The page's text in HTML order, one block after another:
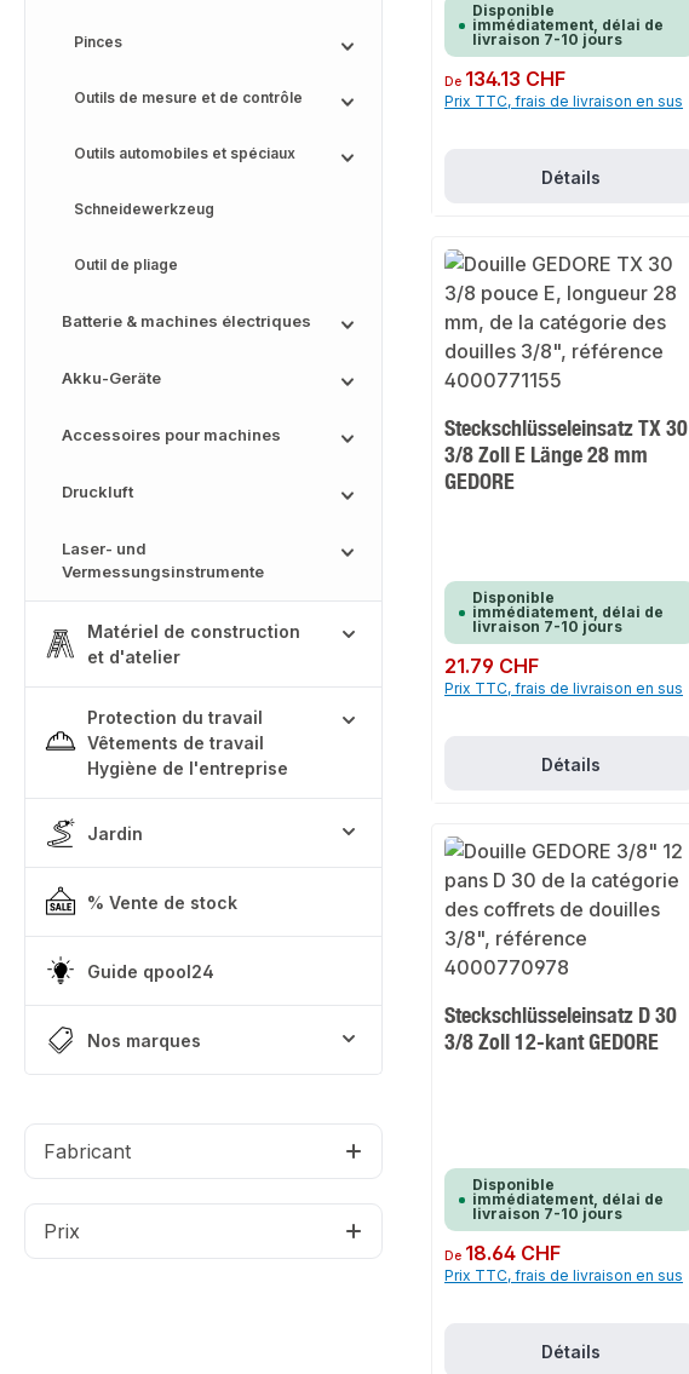
Pinces
Outils de mesure et de contrôle
Outils automobiles et spéciaux
Schneidewerkzeug
Outil de pliage
Batterie & machines électriques
Akku-Geräte
Accessoires pour machines
Druckluft
Laser- und
Vermessungsinstrumente
Matériel de construction
et d'atelier
Protection du travail
Vêtements de travail
Hygiène de l'entreprise
Jardin
% Vente de stock
Guide qpool24
Nos marques
Fabricant
Prix
Disponible
immédiatement, délai de
livraison 7-10 jours
Prix régulier :
De 134.13 CHF
Prix TTC, frais de livraison en sus
Détails
Steckschlüsseleinsatz TX 30
3/8 Zoll E Länge 28 mm
GEDORE
Disponible
immédiatement, délai de
livraison 7-10 jours
Prix régulier :
21.79 CHF
Prix TTC, frais de livraison en sus
Détails
Steckschlüsseleinsatz D 30
3/8 Zoll 12-kant GEDORE
Disponible
immédiatement, délai de
livraison 7-10 jours
Prix régulier :
De 18.64 CHF
Prix TTC, frais de livraison en sus
Détails